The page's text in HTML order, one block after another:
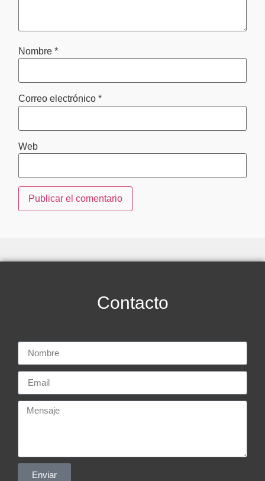
Nombre*
Correo electrónico*
Web
Contacto
Enviar